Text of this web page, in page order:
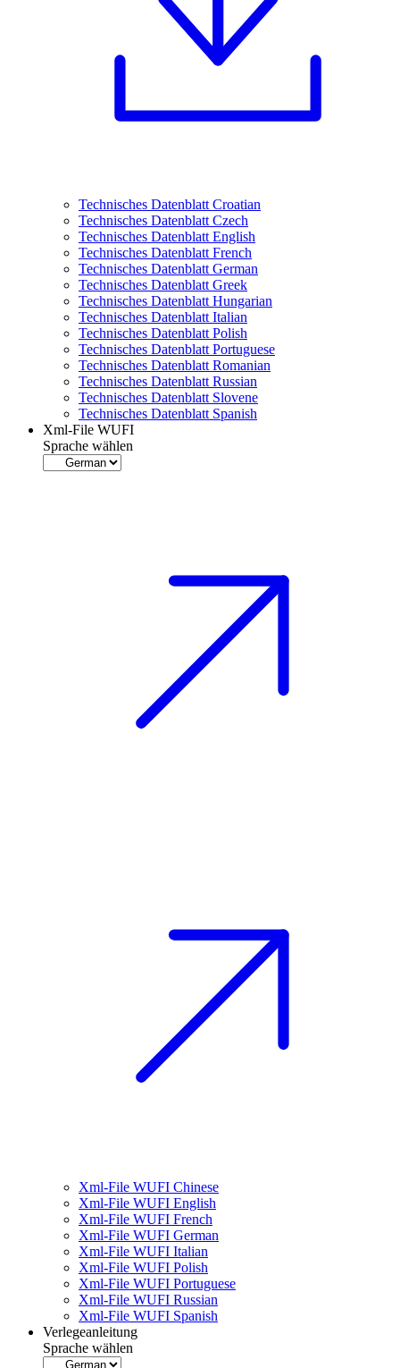
Technisches Datenblatt Croatian
Technisches Datenblatt Czech
Technisches Datenblatt English
Technisches Datenblatt French
Technisches Datenblatt German
Technisches Datenblatt Greek
Technisches Datenblatt Hungarian
Technisches Datenblatt Italian
Technisches Datenblatt Polish
Technisches Datenblatt Portuguese
Technisches Datenblatt Romanian
Technisches Datenblatt Russian
Technisches Datenblatt Slovene
Technisches Datenblatt Spanish
Xml-File WUFI
Sprache wählen
Xml-File WUFI Chinese
Xml-File WUFI English
Xml-File WUFI French
Xml-File WUFI German
Xml-File WUFI Italian
Xml-File WUFI Polish
Xml-File WUFI Portuguese
Xml-File WUFI Russian
Xml-File WUFI Spanish
Verlegeanleitung
Sprache wählen